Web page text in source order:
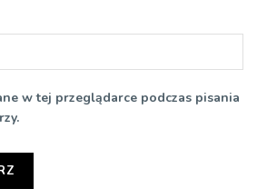
w tej przeglądarce podczas pisania